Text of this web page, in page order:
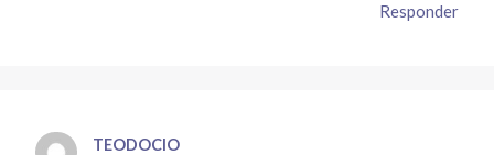
Responder
TEODOCIO